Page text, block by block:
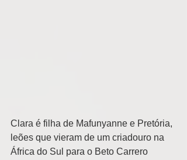
Clara é filha de Mafunyanne e Pretória,
leões que vieram de um criadouro na
África do Sul para o Beto Carrero